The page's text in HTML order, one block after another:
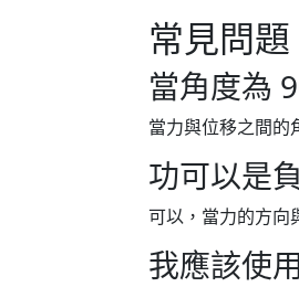
常見問題
當角度為
當力與位移之間的
功可以是
可以，當力的方向
我應該使